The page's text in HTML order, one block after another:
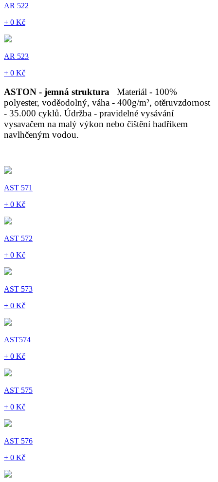
AR 522
+ 0 Kč
AR 523
+ 0 Kč
ASTON - jemná struktura
Materiál - 100%
polyester, voděodolný, váha - 400g/m², otěruvzdornost
- 35.000 cyklů. Údržba - pravidelné vysávání
vysavačem na malý výkon nebo čištění hadříkem
navlhčeným vodou.
AST 571
+ 0 Kč
AST 572
+ 0 Kč
AST 573
+ 0 Kč
AST574
+ 0 Kč
AST 575
+ 0 Kč
AST 576
+ 0 Kč